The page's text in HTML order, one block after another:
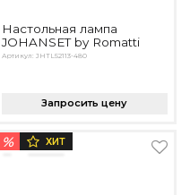
Настольная лампа
JOHANSET by Romatti
Артикул: JHTL52113-480
Запросить цену
% ХИТ